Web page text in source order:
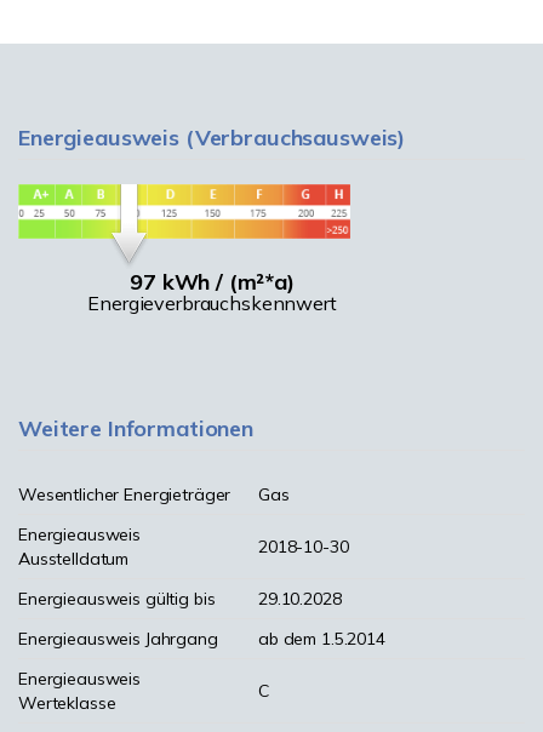
Energieausweis (Verbrauchsausweis)
97 kWh / (m²*a)
Energieverbrauchskennwert
Weitere Informationen
Wesentlicher Energieträger
Gas
Energieausweis
Ausstelldatum
2018-10-30
Energieausweis gültig bis
29.10.2028
Energieausweis Jahrgang
ab dem 1.5.2014
Energieausweis
Werteklasse
C